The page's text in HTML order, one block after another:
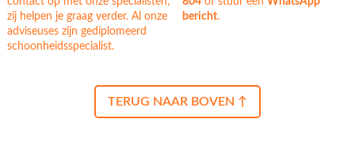
zij helpen je graag verder. Al onze
adviseuses zijn gediplomeerd
schoonheidsspecialist.
bericht.
TERUG NAAR BOVEN ↑